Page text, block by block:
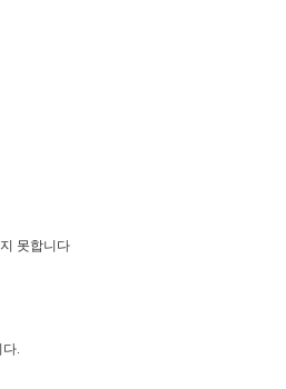
못합니다
.